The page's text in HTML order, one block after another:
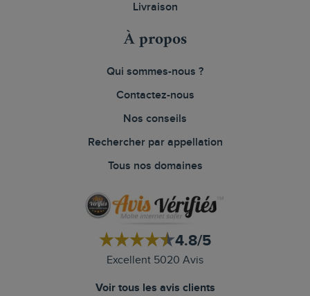
Livraison
À propos
Qui sommes-nous ?
Contactez-nous
Nos conseils
Rechercher par appellation
Tous nos domaines
4.8/5
Excellent 5020 Avis
Voir tous les avis clients